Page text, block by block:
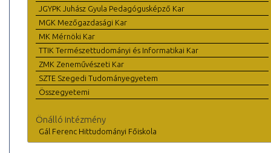
JGYPK Juhász Gyula Pedagógusképző Kar
MGK Mezőgazdasági Kar
MK Mérnöki Kar
TTIK Természettudományi és Informatikai Kar
ZMK Zeneművészeti Kar
SZTE Szegedi Tudományegyetem
Összegyetemi
Önálló intézmény
Gál Ferenc Hittudományi Főiskola